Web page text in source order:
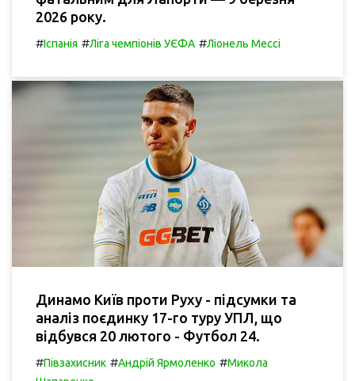
2026 року.
#Іспанія #Ліга чемпіонів УЄФА #Ліонель Мессі
Динамо Київ проти Руху - підсумки та
аналіз поєдинку 17-го туру УПЛ, що
відбувся 20 лютого - Футбол 24.
#Півзахисник #Андрій Ярмоленко #Микола